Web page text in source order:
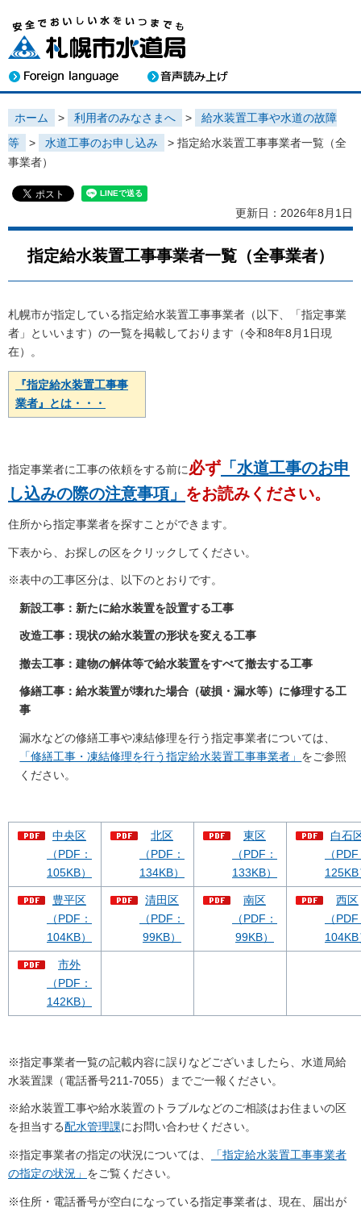
ホーム > 利用者のみなさまへ >
給水装置工事や水道の故障
等
> 水道工事のお申し込み
> 指定給水装置工事事業者一覧（全
事業者）
更新日：2026年8月1日
指定給水装置工事事業者一覧（全事業者）
札幌市が指定している指定給水装置工事事業者（以下、「指定事業
者」といいます）の一覧を掲載しております（令和8年8月1日現
在）。
『指定給水装置工事事
業者』とは・・・
指定事業者に工事の依頼をする前に必ず 「水道工事のお申
し込みの際の注意事項」 をお読みください。
住所から指定事業者を探すことができます。
下表から、お探しの区をクリックしてください。
※表中の工事区分は、以下のとおりです。
新設工事：新たに給水装置を設置する工事
改造工事：現状の給水装置の形状を変える工事
撤去工事：建物の解体等で給水装置をすべて撤去する工事
修繕工事：給水装置が壊れた場合（破損・漏水等）に修理する工
事
漏水などの修繕工事や凍結修理を行う指定事業者については、
「修繕工事・凍結修理を行う指定給水装置工事事業者」 をご参照
ください。
中央区
（PDF：
105KB）
北区
（PDF：
134KB）
東区
（PDF：
133KB）
白石
（
125KB
豊平区
（PDF：
104KB）
清田区
（PDF：
99KB）
南区
（PDF：
99KB）
西区
（
104KB
市外
（PDF：
142KB）
※指定事業者一覧の記載内容に誤りなどございましたら、水道局給
水装置課（電話番号211-7055）までご一報ください。
※給水装置工事や給水装置のトラブルなどのご相談はお住まいの区
を担当する配水管理課にお問い合わせください。
※指定事業者の指定の状況については、
「指定給水装置工事事業者
の指定の状況」 をご覧ください。
※住所・電話番号が空白になっている指定事業者は、現在、届出が